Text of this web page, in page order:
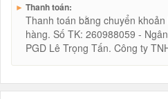
► Thanh toán:
Thanh toán bằng chuyển
hàng. Số TK: 260988059 -
PGD Lê Trọng Tấn. Công ty